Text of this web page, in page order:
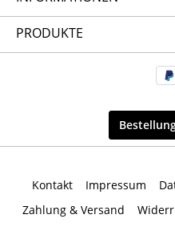
PRODUKTE
Kontakt Impressum
Zahlung & Versand